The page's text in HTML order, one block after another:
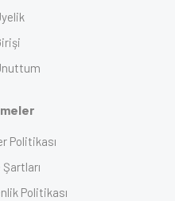
Politikası
Politikası